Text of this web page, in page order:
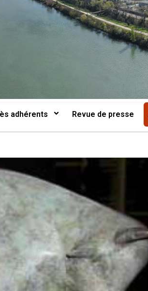
adhérents Revue de presse